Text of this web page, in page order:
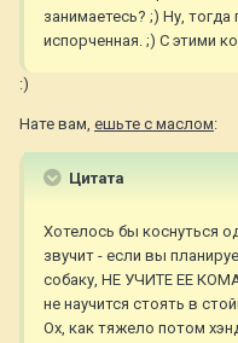
занимаетесь? ;) Ну,
испорченная. ;) С этими
:)
Нате вам, ешьте с маслом:
Цитата
Хотелось бы коснуться
звучит - если вы
собаку, НЕ УЧИТЕ ЕЕ
не научится стоять в
Ох, как тяжело потом